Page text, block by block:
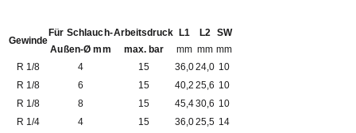
Gewinde
Für Schlauch-
Außen-Ø mm
Arbeitsdruck
max. bar
L1
mm
L2
mm
SW
mm
R 1/8
4 15 36,024,0 10
R 1/8
6 15 40,2 25,6 10
R 1/8
8 15 45,430,6 10
R 1/4
4 15 36,025,5 14